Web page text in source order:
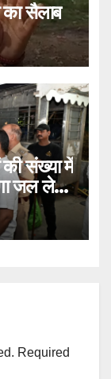
सैलाब
संख्या में
जल लेने
Required